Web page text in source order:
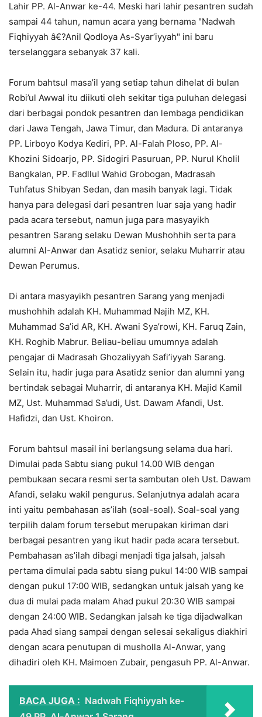
Lahir PP. Al-Anwar ke-44. Meski hari lahir pesantren sudah
sampai 44 tahun, namun acara yang bernama "Nadwah
Fiqhiyyah â€?Anil Qodloya As-Syar’iyyah" ini baru
terselanggara sebanyak 37 kali.
Forum bahtsul masa’il yang setiap tahun dihelat di bulan
Robi’ul Awwal itu diikuti oleh sekitar tiga puluhan delegasi
dari berbagai pondok pesantren dan lembaga pendidikan
dari Jawa Tengah, Jawa Timur, dan Madura. Di antaranya
PP. Lirboyo Kodya Kediri, PP. Al-Falah Ploso, PP. Al-
Khozini Sidoarjo, PP. Sidogiri Pasuruan, PP. Nurul Kholil
Bangkalan, PP. Fadllul Wahid Grobogan, Madrasah
Tuhfatus Shibyan Sedan, dan masih banyak lagi. Tidak
hanya para delegasi dari pesantren luar saja yang hadir
pada acara tersebut, namun juga para masyayikh
pesantren Sarang selaku Dewan Mushohhih serta para
alumni Al-Anwar dan Asatidz senior, selaku Muharrir atau
Dewan Perumus.
Di antara masyayikh pesantren Sarang yang menjadi
mushohhih adalah KH. Muhammad Najih MZ, KH.
Muhammad Sa’id AR, KH. A’wani Sya’rowi, KH. Faruq Zain,
KH. Roghib Mabrur. Beliau-beliau umumnya adalah
pengajar di Madrasah Ghozaliyyah Safi’iyyah Sarang.
Selain itu, hadir juga para Asatidz senior dan alumni yang
bertindak sebagai Muharrir, di antaranya KH. Majid Kamil
MZ, Ust. Muhammad Sa’udi, Ust. Dawam Afandi, Ust.
Hafidzi, dan Ust. Khoiron.
Forum bahtsul masail ini berlangsung selama dua hari.
Dimulai pada Sabtu siang pukul 14.00 WIB dengan
pembukaan secara resmi serta sambutan oleh Ust. Dawam
Afandi, selaku wakil pengurus. Selanjutnya adalah acara
inti yaitu pembahasan as’ilah (soal-soal). Soal-soal yang
terpilih dalam forum tersebut merupakan kiriman dari
berbagai pesantren yang ikut hadir pada acara tersebut.
Pembahasan as’ilah dibagi menjadi tiga jalsah, jalsah
pertama dimulai pada sabtu siang pukul 14:00 WIB sampai
dengan pukul 17:00 WIB, sedangkan untuk jalsah yang ke
dua di mulai pada malam Ahad pukul 20:30 WIB sampai
dengan 24:00 WIB. Sedangkan jalsah ke tiga dijadwalkan
pada Ahad siang sampai dengan selesai sekaligus diakhiri
dengan acara penutupan di musholla Al-Anwar, yang
dihadiri oleh KH. Maimoen Zubair, pengasuh PP. Al-Anwar.
BACA JUGA : Nadwah Fiqhiyyah ke-